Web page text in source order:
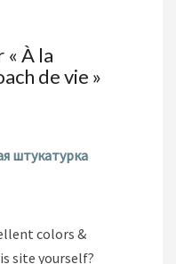
« À la
de vie »
штукатурка
colors &
site yourself?